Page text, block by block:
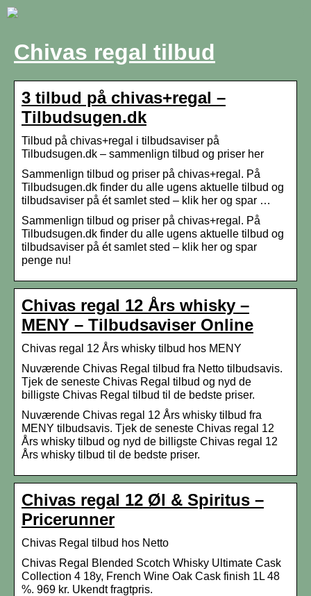
Chivas regal tilbud
3 tilbud på chivas+regal –
Tilbudsugen.dk
Tilbud på chivas+regal i tilbudsaviser på
Tilbudsugen.dk – sammenlign tilbud og priser her
Sammenlign tilbud og priser på chivas+regal. På
Tilbudsugen.dk finder du alle ugens aktuelle tilbud og
tilbudsaviser på ét samlet sted – klik her og spar …
Sammenlign tilbud og priser på chivas+regal. På
Tilbudsugen.dk finder du alle ugens aktuelle tilbud og
tilbudsaviser på ét samlet sted – klik her og spar
penge nu!
Chivas regal 12 Års whisky –
MENY – Tilbudsaviser Online
Chivas regal 12 Års whisky tilbud hos MENY
Nuværende Chivas Regal tilbud fra Netto tilbudsavis.
Tjek de seneste Chivas Regal tilbud og nyd de
billigste Chivas Regal tilbud til de bedste priser.
Nuværende Chivas regal 12 Års whisky tilbud fra
MENY tilbudsavis. Tjek de seneste Chivas regal 12
Års whisky tilbud og nyd de billigste Chivas regal 12
Års whisky tilbud til de bedste priser.
Chivas regal 12 Øl & Spiritus –
Pricerunner
Chivas Regal tilbud hos Netto
Chivas Regal Blended Scotch Whisky Ultimate Cask
Collection 4 18y, French Wine Oak Cask finish 1L 48
%. 969 kr. Ukendt fragtpris.